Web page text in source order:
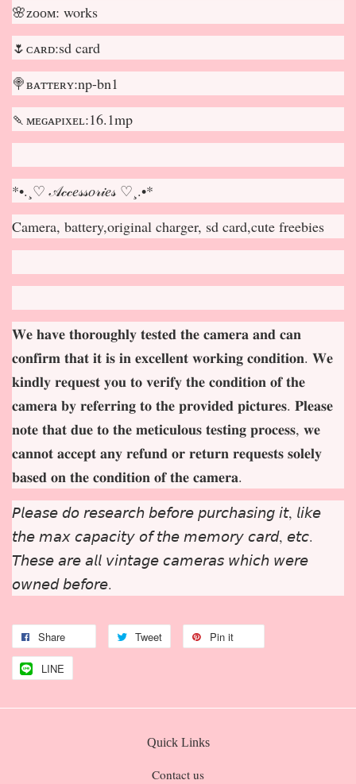
🌸ᴢᴏᴏᴍ: works
🌷ᴄᴀʀᴅ:sd card
🍭ʙᴀᴛᴛᴇʀʏ:np-bn1
🍡ᴍᴇɢᴀᴘɪxᴇʟ:16.1mp
*•.¸♡ 𝒜𝒸𝒸𝑒𝓈𝓈𝑜𝓇𝒾𝑒𝓈 ♡¸.•*
Camera, battery,original charger, sd card,cute freebies
𝐖𝐞 𝐡𝐚𝐯𝐞 𝐭𝐡𝐨𝐫𝐨𝐮𝐠𝐡𝐥𝐲 𝐭𝐞𝐬𝐭𝐞𝐝 𝐭𝐡𝐞 𝐜𝐚𝐦𝐞𝐫𝐚 𝐚𝐧𝐝 𝐜𝐚𝐧
𝐜𝐨𝐧𝐟𝐢𝐫𝐦 𝐭𝐡𝐚𝐭 𝐢𝐭 𝐢𝐬 𝐢𝐧 𝐞𝐱𝐜𝐞𝐥𝐥𝐞𝐧𝐭 𝐰𝐨𝐫𝐤𝐢𝐧𝐠 𝐜𝐨𝐧𝐝𝐢𝐭𝐢𝐨𝐧. 𝐖𝐞
𝐤𝐢𝐧𝐝𝐥𝐲 𝐫𝐞𝐪𝐮𝐞𝐬𝐭 𝐲𝐨𝐮 𝐭𝐨 𝐯𝐞𝐫𝐢𝐟𝐲 𝐭𝐡𝐞 𝐜𝐨𝐧𝐝𝐢𝐭𝐢𝐨𝐧 𝐨𝐟 𝐭𝐡𝐞
𝐜𝐚𝐦𝐞𝐫𝐚 𝐛𝐲 𝐫𝐞𝐟𝐞𝐫𝐫𝐢𝐧𝐠 𝐭𝐨 𝐭𝐡𝐞 𝐩𝐫𝐨𝐯𝐢𝐝𝐞𝐝 𝐩𝐢𝐜𝐭𝐮𝐫𝐞𝐬. 𝐏𝐥𝐞𝐚𝐬𝐞
𝐧𝐨𝐭𝐞 𝐭𝐡𝐚𝐭 𝐝𝐮𝐞 𝐭𝐨 𝐭𝐡𝐞 𝐦𝐞𝐭𝐢𝐜𝐮𝐥𝐨𝐮𝐬 𝐭𝐞𝐬𝐭𝐢𝐧𝐠 𝐩𝐫𝐨𝐜𝐞𝐬𝐬, 𝐰𝐞
𝐜𝐚𝐧𝐧𝐨𝐭 𝐚𝐜𝐜𝐞𝐩𝐭 𝐚𝐧𝐲 𝐫𝐞𝐟𝐮𝐧𝐝 𝐨𝐫 𝐫𝐞𝐭𝐮𝐫𝐧 𝐫𝐞𝐪𝐮𝐞𝐬𝐭𝐬 𝐬𝐨𝐥𝐞𝐥𝐲
𝐛𝐚𝐬𝐞𝐝 𝐨𝐧 𝐭𝐡𝐞 𝐜𝐨𝐧𝐝𝐢𝐭𝐢𝐨𝐧 𝐨𝐟 𝐭𝐡𝐞 𝐜𝐚𝐦𝐞𝐫𝐚.
𝘗𝘭𝘦𝘢𝘴𝘦 𝘥𝘰 𝘳𝘦𝘴𝘦𝘢𝘳𝘤𝘩 𝘣𝘦𝘧𝘰𝘳𝘦 𝘱𝘶𝘳𝘤𝘩𝘢𝘴𝘪𝘯𝘨 𝘪𝘵, 𝘭𝘪𝘬𝘦
𝘵𝘩𝘦 𝘮𝘢𝘹 𝘤𝘢𝘱𝘢𝘤𝘪𝘵𝘺 𝘰𝘧 𝘵𝘩𝘦 𝘮𝘦𝘮𝘰𝘳𝘺 𝘤𝘢𝘳𝘥, 𝘦𝘵𝘤.
𝘛𝘩𝘦𝘴𝘦 𝘢𝘳𝘦 𝘢𝘭𝘭 𝘷𝘪𝘯𝘵𝘢𝘨𝘦 𝘤𝘢𝘮𝘦𝘳𝘢𝘴 𝘸𝘩𝘪𝘤𝘩 𝘸𝘦𝘳𝘦
𝘰𝘸𝘯𝘦𝘥 𝘣𝘦𝘧𝘰𝘳𝘦.
Share Tweet Pin it
LINE
Quick Links
Contact us